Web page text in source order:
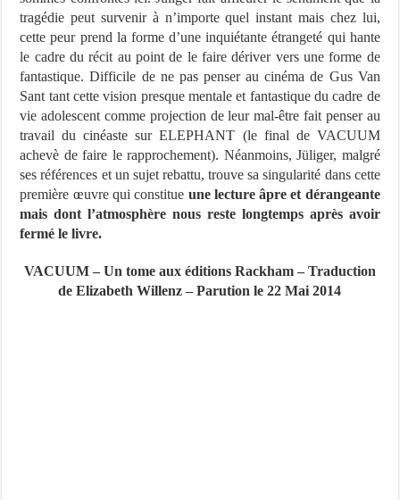
tragédie peut survenir à n’importe quel instant mais chez lui,
cette peur prend la forme d’une inquiétante étrangeté qui hante
le cadre du récit au point de le faire dériver vers une forme de
fantastique. Difficile de ne pas penser au cinéma de Gus Van
Sant tant cette vision presque mentale et fantastique du cadre de
vie adolescent comme projection de leur mal-être fait penser au
travail du cinéaste sur ELEPHANT (le final de VACUUM
achevè de faire le rapprochement). Néanmoins, Jüliger, malgré
ses références et un sujet rebattu, trouve sa singularité dans cette
première œuvre qui constitue une lecture âpre et dérangeante
mais dont l’atmosphère nous reste longtemps après avoir
fermé le livre.
VACUUM – Un tome aux éditions Rackham – Traduction
de Elizabeth Willenz – Parution le 22 Mai 2014